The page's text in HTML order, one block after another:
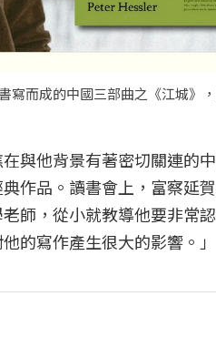
而成的中國三部曲之《江城》
與他背景有著密切關連的
作品。讀書會上，富察延
師，從小就教導他要非常
的寫作產生很大的影響。」